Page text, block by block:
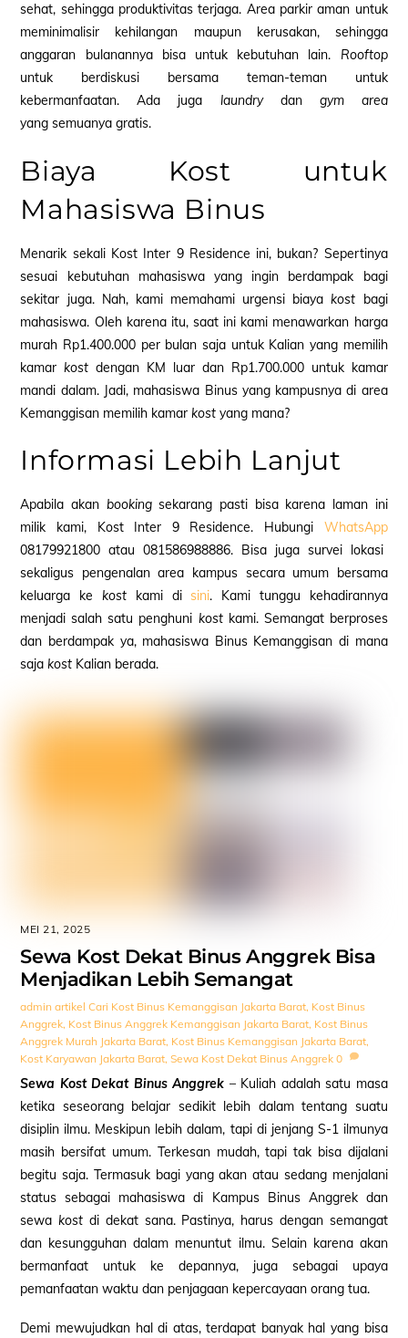
sehat, sehingga produktivitas terjaga. Area parkir aman untuk
meminimalisir kehilangan maupun kerusakan, sehingga
anggaran bulanannya bisa untuk kebutuhan lain. Rooftop
untuk berdiskusi bersama teman-teman untuk
kebermanfaatan. Ada juga laundry dan gym area
yang semuanya gratis.
Biaya Kost untuk
Mahasiswa Binus
Menarik sekali Kost Inter 9 Residence ini, bukan? Sepertinya
sesuai kebutuhan mahasiswa yang ingin berdampak bagi
sekitar juga. Nah, kami memahami urgensi biaya kost bagi
mahasiswa. Oleh karena itu, saat ini kami menawarkan harga
murah Rp1.400.000 per bulan saja untuk Kalian yang memilih
kamar kostdengan KM luar dan Rp1.700.000 untuk kamar
mandi dalam. Jadi, mahasiswa Binus yang kampusnya di area
Kemanggisan memilih kamar kostyang mana?
Informasi Lebih Lanjut
Apabila akan bookingsekarang pasti bisa karena laman ini
milik kami, Kost Inter 9 Residence. Hubungi WhatsApp
08179921800 atau 081586988886. Bisa juga survei lokasi
sekaligus pengenalan area kampus secara umum bersama
keluarga ke kost kami disini. Kami tunggu kehadirannya
menjadi salah satu penghuni kost kami. Semangat berproses
dan berdampak ya, mahasiswa Binus Kemanggisan di mana
sajakost Kalian berada.
MEI 21, 2025
Sewa Kost Dekat Binus Anggrek Bisa
Menjadikan Lebih Semangat
admin artikel Cari Kost Binus Kemanggisan Jakarta Barat, Kost Binus
Anggrek, Kost Binus Anggrek Kemanggisan Jakarta Barat, Kost Binus
Anggrek Murah Jakarta Barat, Kost Binus Kemanggisan Jakarta Barat,
Kost Karyawan Jakarta Barat,Sewa Kost Dekat Binus Anggrek 0
Sewa Kost Dekat Binus Anggrek – Kuliah adalah satu masa
ketika seseorang belajar sedikit lebih dalam tentang suatu
disiplin ilmu. Meskipun lebih dalam, tapi di jenjang S-1 ilmunya
masih bersifat umum. Terkesan mudah, tapi tak bisa dijalani
begitu saja. Termasuk bagi yang akan atau sedang menjalani
status sebagai mahasiswa di Kampus Binus Anggrek dan
sewakost di dekat sana. Pastinya, harus dengan semangat
dan kesungguhan dalam menuntut ilmu. Selain karena akan
bermanfaat untuk ke depannya, juga sebagai upaya
pemanfaatan waktu dan penjagaan kepercayaan orang tua.
Demi mewujudkan hal di atas, terdapat banyak hal yang bisa